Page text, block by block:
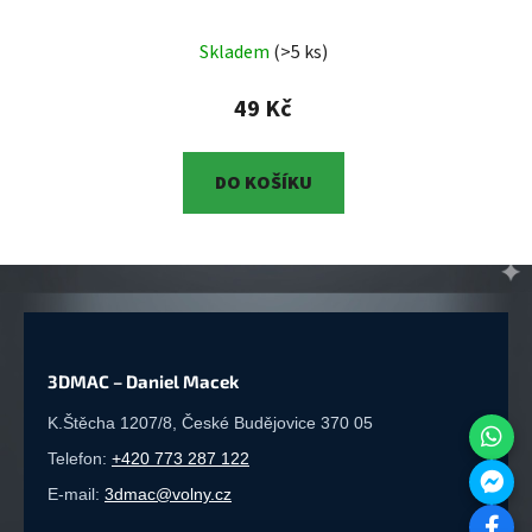
Halloweenský
duch z březové překližky
dekorace (Original
Skladem (>5 ks)
49 Kč
DO KOŠÍKU
3DMAC – Daniel Macek
K.Štěcha 1207/8, České Budějovice 370 05
Telefon: +420 773 287 122
E-mail: 3dmac@volny.cz